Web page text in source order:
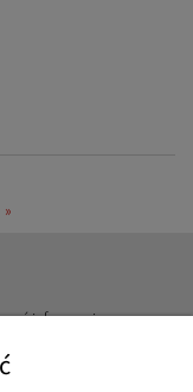
»
informacje o